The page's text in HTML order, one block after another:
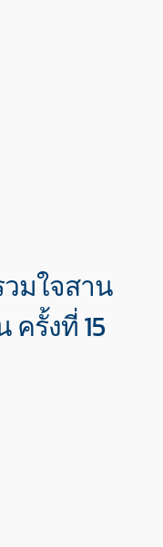
วมใจสาน
รั้งที่ 15